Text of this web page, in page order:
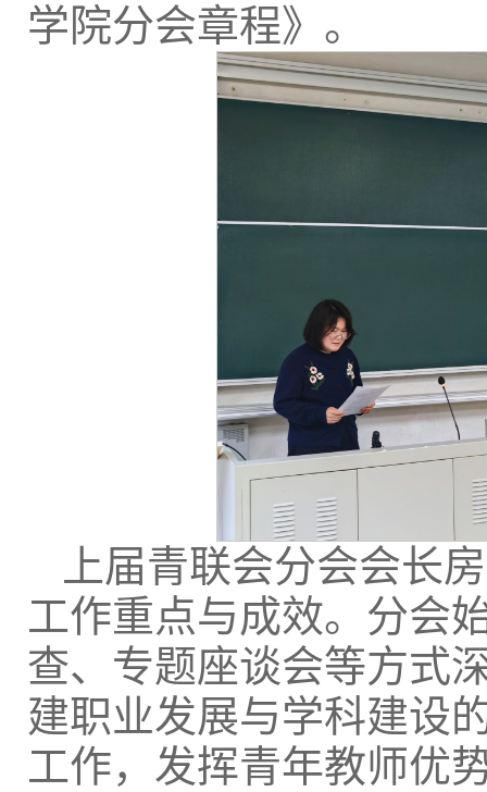
学院分会章程》。
上届青联会分会会长
工作重点与成效。分会
查、专题座谈会等方式
建职业发展与学科建设
工作，发挥青年教师优